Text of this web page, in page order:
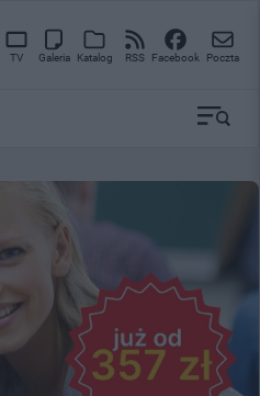
TV Galeria Katalog RSS Facebook Poczta